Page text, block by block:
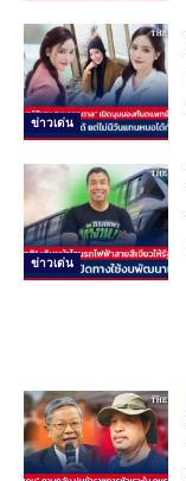
ข่าวเด่น
ข่าวเด่น